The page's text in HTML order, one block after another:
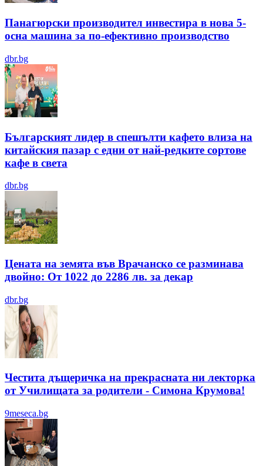
Панагюрски производител инвестира в нова 5-
осна машина за по-ефективно производство
dbr.bg
Българският лидер в спешълти кафето влиза на
китайския пазар с едни от най-редките сортове
кафе в света
dbr.bg
Цената на земята във Врачанско се разминава
двойно: От 1022 до 2286 лв. за декар
dbr.bg
Честита дъщеричка на прекрасната ни лекторка
от Училищата за родители - Симона Крумова!
9meseca.bg